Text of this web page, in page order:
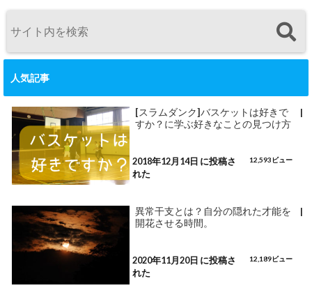
人気記事
[スラムダンク]バスケットは好きで
すか？に学ぶ好きなことの見つけ方
12,593ビュー
|
2018年12月14日 に投稿さ
れた
異常干支とは？自分の隠れた才能を
開花させる時間。
12,189ビュー
|
2020年11月20日 に投稿さ
れた